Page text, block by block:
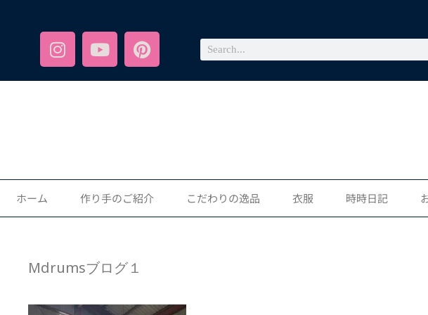
ホーム 作り手のご紹介 こだわりの逸品 衣服 時時日記
Mdrumsブログ１